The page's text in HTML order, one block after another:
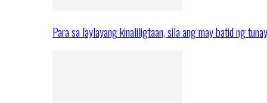
Para sa laylayang kinaliligtaan, sila ang may batid ng